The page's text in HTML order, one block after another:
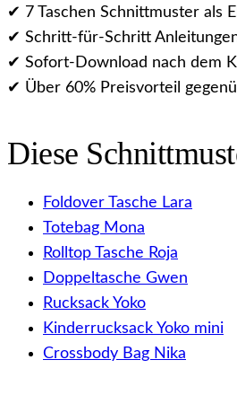
✔ 7 Taschen Schnittmuster als
✔ Schritt-für-Schritt
✔ Sofort-Download nach dem
✔ Über 60% Preisvorteil
Diese
Foldover Tasche Lara
Totebag Mona
Rolltop Tasche Roja
Doppeltasche Gwen
Rucksack Yoko
Kinderrucksack Yoko mini
Crossbody Bag Nika